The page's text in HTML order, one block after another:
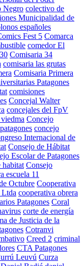
Negro colectivo de
Municipalidad de
españoles
Fest 5 Comarca
comedor El
Comisaria 34
comisaria las grutas
Comisaria Primera
Patagones
comisiones
Concejal Walter
concejales del FpV
Concejo
concejo
Internacional de
Consejo de Hábitat
Escolar de Patagones
habitat Consejo
escuela 11
Octubre Cooperativa
Ltda cooperativa obrera
Patagones Coral
corte de energía
de Justicia de la
Cotranvi
Creed 2 criminal
CTA Patagones
Leuvú Curza